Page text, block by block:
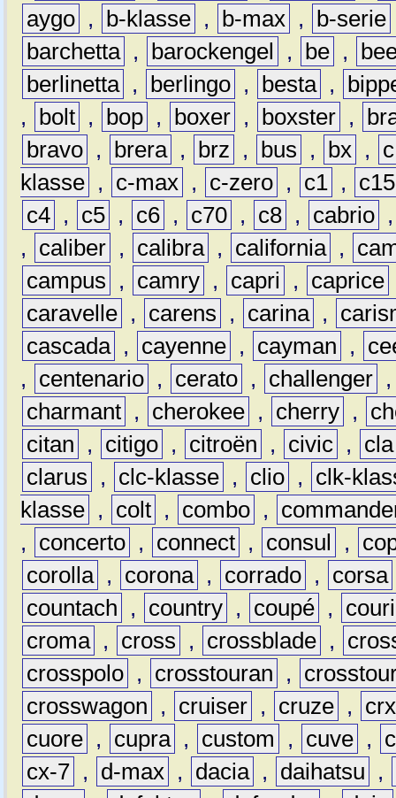
aygo , b-klasse , b-max , b-serie
barchetta , barockengel , be ,
berlinetta , berlingo , besta ,
,
bolt , bop , boxer , boxster ,
bravo , brera , brz , bus , bx ,
c
klasse , c-max , c-zero , c1 ,
c15
c4 , c5 , c6 , c70 , c8 , cabrio
,
caliber , calibra , california ,
campus
, camry , capri , caprice
caravelle , carens , carina ,
cascada , cayenne , cayman ,
,
centenario , cerato , challenger
charmant , cherokee , cherry ,
citan
, citigo , citroën , civic ,
cla
clarus
, clc-klasse , clio ,
clk-
klasse , colt , combo ,
,
concerto , connect , consul ,
corolla , corona , corrado , corsa
countach
, country , coupé ,
croma , cross , crossblade ,
crosspolo , crosstouran ,
crosswagon
, cruiser , cruze ,
crx
cuore , cupra , custom , cuve ,
cx-7 , d-max , dacia , daihatsu
,